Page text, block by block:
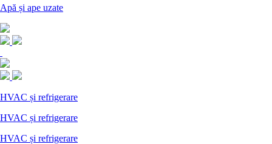
Apă și ape uzate
HVAC și refrigerare
HVAC și refrigerare
HVAC și refrigerare